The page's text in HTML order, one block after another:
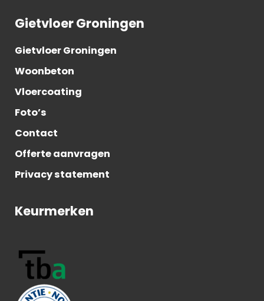
Gietvloer Groningen
Gietvloer Groningen
Woonbeton
Vloercoating
Foto’s
Contact
Offerte aanvragen
Privacy statement
Keurmerken